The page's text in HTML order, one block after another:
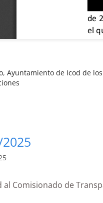
,Ayuntamiento de Icod de
al Comisionado de